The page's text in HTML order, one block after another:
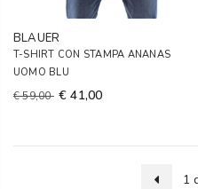
BLAUER
T-SHIRT CON STAMPA ANANAS
UOMO BLU
€ 59,00 € 41,00
1